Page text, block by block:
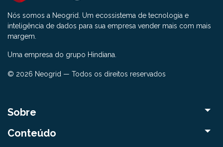
Nós somos a Neogrid. Um ecossistema de tecnologia e
inteligência de dados para sua empresa vender mais com mais
margem.
Uma empresa do grupo Hindiana.
© 2026 Neogrid — Todos os direitos reservados
Sobre
Conteúdo